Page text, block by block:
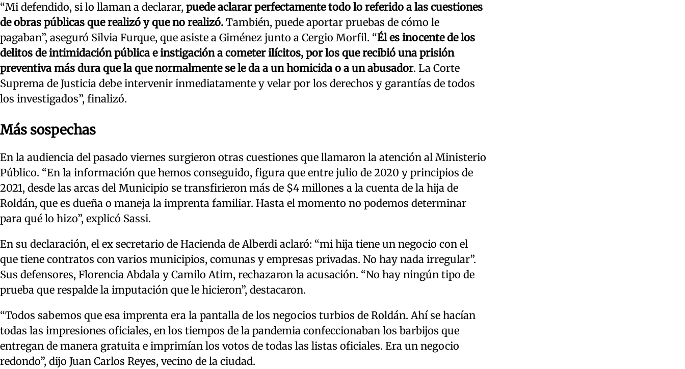
“Mi defendido, si lo llaman a declarar, puede aclarar perfectamente todo lo referido a las cuestiones
de obras públicas que realizó y que no realizó. También, puede aportar pruebas de cómo le
pagaban”, aseguró Silvia Furque, que asiste a Giménez junto a Cergio Morfil. “Él es inocente de los
delitos de intimidación pública e instigación a cometer ilícitos, por los que recibió una prisión
preventiva más dura que la que normalmente se le da a un homicida o a un abusador. La Corte
Suprema de Justicia debe intervenir inmediatamente y velar por los derechos y garantías de todos
los investigados”, finalizó.
Más sospechas
En la audiencia del pasado viernes surgieron otras cuestiones que llamaron la atención al Ministerio
Público. “En la información que hemos conseguido, figura que entre julio de 2020 y principios de
2021, desde las arcas del Municipio se transfirieron más de $4 millones a la cuenta de la hija de
Roldán, que es dueña o maneja la imprenta familiar. Hasta el momento no podemos determinar
para qué lo hizo”, explicó Sassi.
En su declaración, el ex secretario de Hacienda de Alberdi aclaró: “mi hija tiene un negocio con el
que tiene contratos con varios municipios, comunas y empresas privadas. No hay nada irregular”.
Sus defensores, Florencia Abdala y Camilo Atim, rechazaron la acusación. “No hay ningún tipo de
prueba que respalde la imputación que le hicieron”, destacaron.
“Todos sabemos que esa imprenta era la pantalla de los negocios turbios de Roldán. Ahí se hacían
todas las impresiones oficiales, en los tiempos de la pandemia confeccionaban los barbijos que
entregan de manera gratuita e imprimían los votos de todas las listas oficiales. Era un negocio
redondo”, dijo Juan Carlos Reyes, vecino de la ciudad.